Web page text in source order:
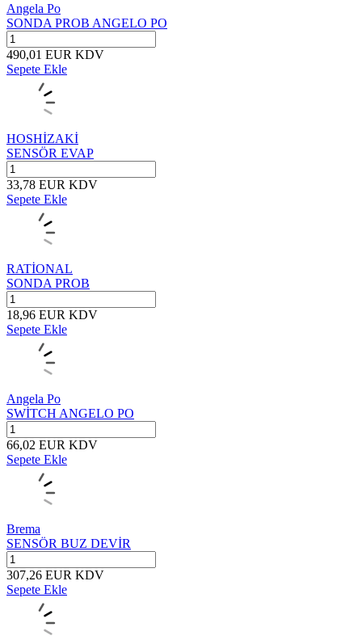
Angela Po
SONDA PROB ANGELO PO
490,01 EUR KDV
Sepete Ekle
HOSHİZAKİ
SENSÖR EVAP
33,78 EUR KDV
Sepete Ekle
RATİONAL
SONDA PROB
18,96 EUR KDV
Sepete Ekle
Angela Po
SWİTCH ANGELO PO
66,02 EUR KDV
Sepete Ekle
Brema
SENSÖR BUZ DEVİR
307,26 EUR KDV
Sepete Ekle